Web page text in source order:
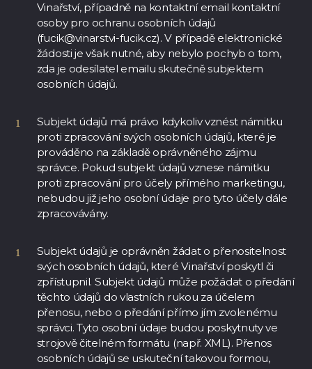
Vinařství, případně na kontaktní email kontaktní
osoby pro ochranu osobních údajů
(fucik@vinarstvi-fucik.cz). V případě elektronické
žádosti je však nutné, aby nebylo pochyb o tom,
zda je odesílatel emailu skutečně subjektem
osobních údajů.
Subjekt údajů má právo kdykoliv vznést námitku
proti zpracování svých osobních údajů, které je
prováděno na základě oprávněného zájmu
správce. Pokud subjekt údajů vznese námitku
proti zpracování pro účely přímého marketingu,
nebudou již jeho osobní údaje pro tyto účely dále
zpracovávány.
Subjekt údajů je oprávněn žádat o přenositelnost
svých osobních údajů, které Vinařství poskytl či
zpřístupnil. Subjekt údajů může požádat o předání
těchto údajů do vlastních rukou za účelem
přenosu, nebo o předání přímo jím zvolenému
správci. Tyto osobní údaje budou poskytnuty ve
strojově čitelném formátu (např. XML). Přenos
osobních údajů se uskuteční takovou formou,